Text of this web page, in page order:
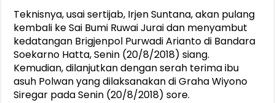
Teknisnya, usai sertijab, Irjen Suntana, akan pulang
kembali ke Sai Bumi Ruwai Jurai dan menyambut
kedatangan Brigjenpol Purwadi Arianto di Bandara
Soekarno Hatta, Senin (20/8/2018) siang.
Kemudian, dilanjutkan dengan serah terima ibu
asuh Polwan yang dilaksanakan di Graha Wiyono
Siregar pada Senin (20/8/2018) sore.